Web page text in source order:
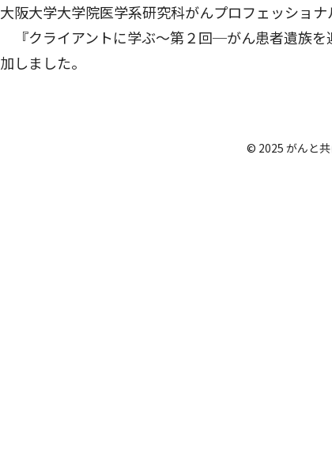
大阪大学大学院医学系研究科がんプロフェッショ
『クライアントに学ぶ～第２回─がん患者遺族を
加しました。
© 2025 がんと